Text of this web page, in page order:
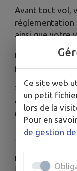
Avant tout vol,
réglementation
ainsi que votre
En cas de non-
prononcées.
🤝 Merci à
civisme afin de
notre commune.
PLUS
Ce site web
un petit
lors de la
Pour en
de gestion